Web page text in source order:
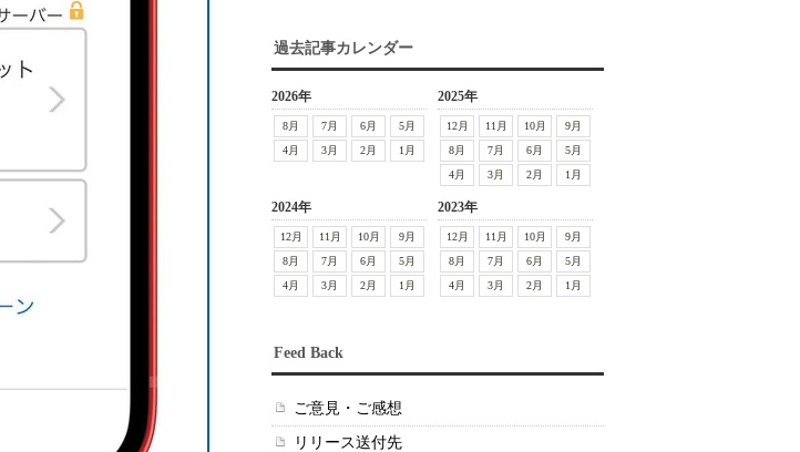
過去記事カレンダー
2026年
8月 7月 6月
5月
4月
3月 2月 1月
2025年
12月 11月 10月
9月
8月
7月 6月
5月
4月
3月 2月 1月
2024年
12月 11月 10月
9月
8月
7月 6月
5月
4月
3月 2月 1月
2023年
12月 11月 10月
9月
8月
7月 6月
5月
4月
3月 2月 1月
Feed Back
ご意見・ご感想
リリース送付先